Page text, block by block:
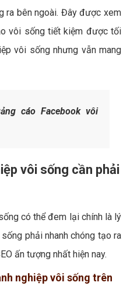
ra bên ngoài. Đây được xem
vôi sống tiết kiệm được tối
vôi sống nhưng vẫn mang
cáo Facebook vôi
vôi sống cần phải
có thể đem lại chính là lý
phải nhanh chóng tạo ra
ấn tượng nhất hiện nay.
nghiệp vôi sống trên